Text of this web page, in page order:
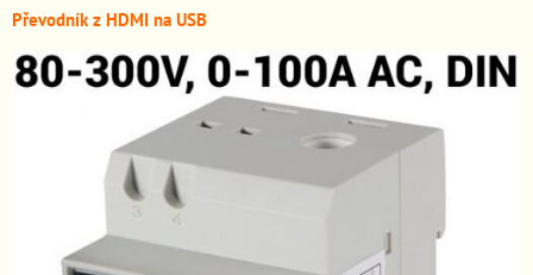
Převodník z HDMI na USB